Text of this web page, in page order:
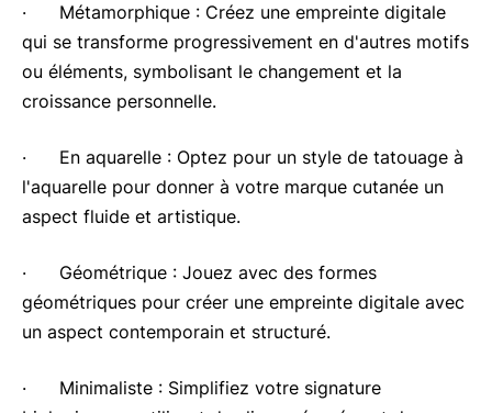
· Métamorphique : Créez une empreinte digitale
qui se transforme progressivement en d'autres motifs
ou éléments, symbolisant le changement et la
croissance personnelle.
· En aquarelle : Optez pour un style de tatouage à
l'aquarelle pour donner à votre marque cutanée un
aspect fluide et artistique.
· Géométrique : Jouez avec des formes
géométriques pour créer une empreinte digitale avec
un aspect contemporain et structuré.
· Minimaliste : Simplifiez votre signature